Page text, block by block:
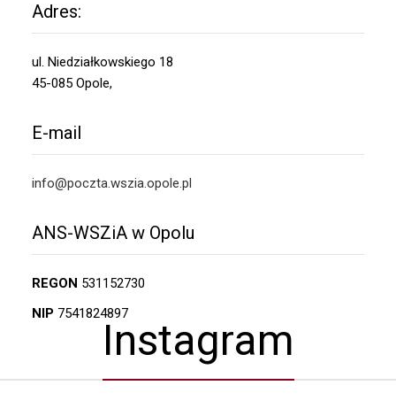
Adres:
ul. Niedziałkowskiego 18
45-085 Opole,
E-mail
info@poczta.wszia.opole.pl
ANS-WSZiA w Opolu
REGON 531152730
NIP 7541824897
Instagram